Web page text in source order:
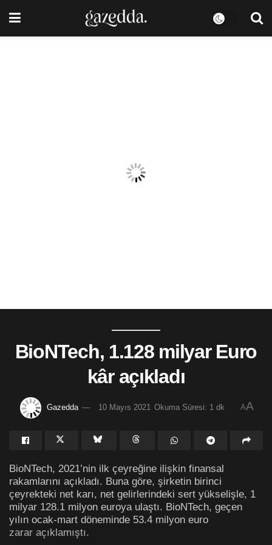
BioNTech, 1.128 milyar Euro
kâr açıkladı
Gazedda 10 Mayıs 2021 Okuma Süresi: 1 dk AA
BioNTech, 2021’nin ilk çeyreğine ilişkin finansal
rakamlarını açıkladı. Buna göre, şirketin birinci
çeyrekteki net karı, net gelirlerindeki sert yükselişle, 1
milyar 128.1 milyon euroya ulaştı. BioNTech, geçen
yılın ocak-mart döneminde 53.4 milyon euro
zarar açıklamıştı.